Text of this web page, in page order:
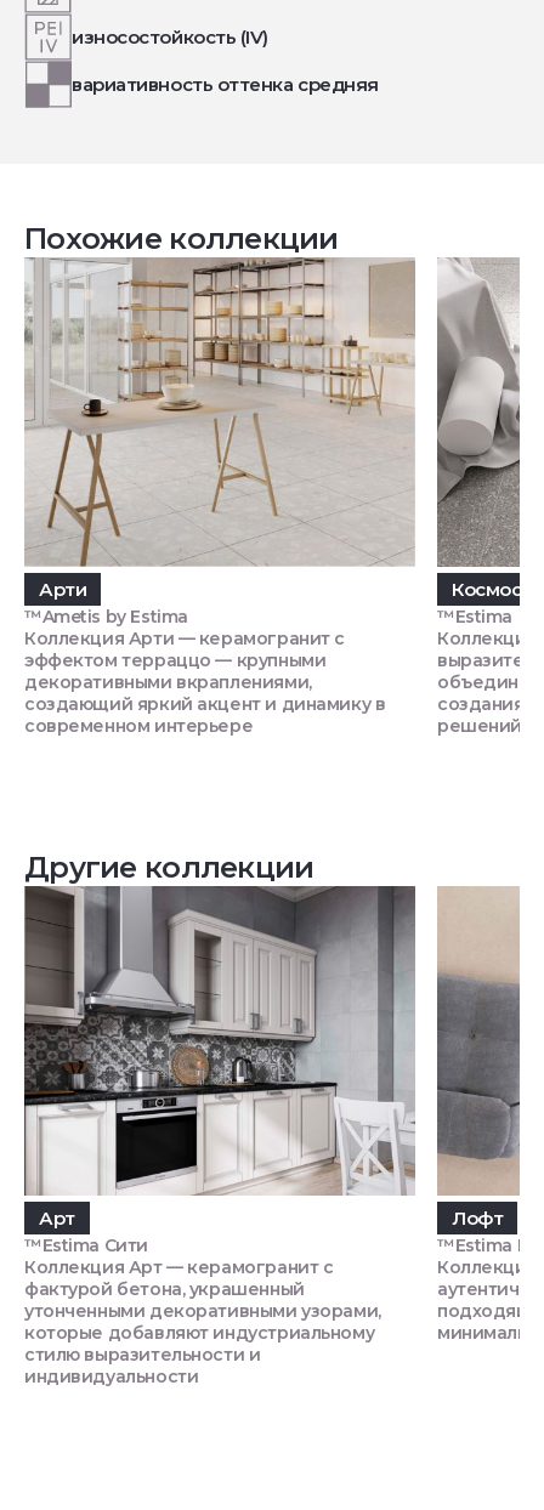
износостойкость (IV)
вариативность оттенка средняя
Похожие коллекции
Арти
™Ametis by Estima
Коллекция Арти — керамогранит с
эффектом терраццо — крупными
декоративными вкраплениями,
создающий яркий акцент и динамику в
современном интерьере
Космос
™Estima
Коллекция
создания
решений
Другие коллекции
Арт
™Estima Сити
Коллекция Арт — керамогранит с
фактурой бетона, украшенный
утонченными декоративными узорами,
которые добавляют индустриальному
стилю выразительности и
индивидуальности
Лофт
™Estima
Коллекция